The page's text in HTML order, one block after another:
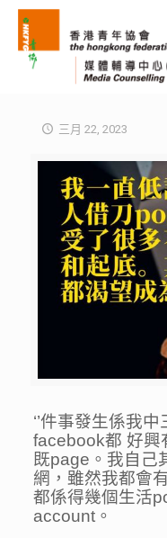
三月 22, 2023
‘’件事發生係我
facebook都 好興
既page。我自己
網，雖然我都會
都係得幾個生活
account。